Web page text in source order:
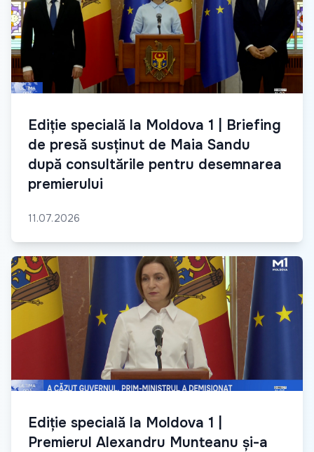
Ediție specială la Moldova 1 | Briefing
de presă susținut de Maia Sandu
după consultările pentru desemnarea
premierului
11.07.2026
Ediție specială la Moldova 1 |
Premierul Alexandru Munteanu și-a